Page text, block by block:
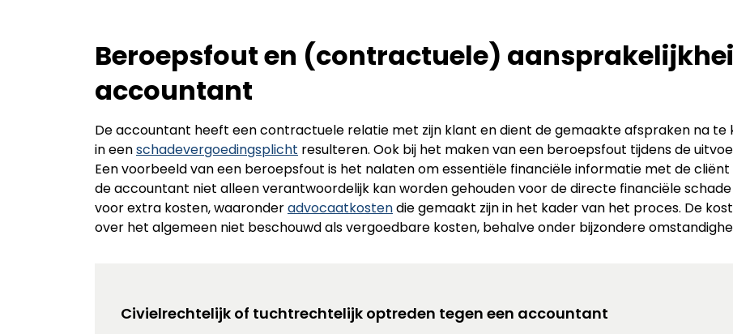
Beroepsfout en (contractuele)
accountant
De accountant heeft een contractuele relatie met zijn klant en dient de gemaakte afspraken na te
in eenschadevergoedingsplicht resulteren. Ook bij het maken van een beroepsfout tijdens de
Een voorbeeld van een beroepsfout is het nalaten om essentiële financiële informatie met de
de accountant niet alleen verantwoordelijk kan worden gehouden voor de directe financiële
voor extra kosten, waaronderadvocaatkostendie gemaakt zijn in het kader van het proces. De
over het algemeen niet beschouwd als vergoedbare kosten, behalve onder bijzondere
Civielrechtelijk of tuchtrechtelijk optreden tegen een accountant